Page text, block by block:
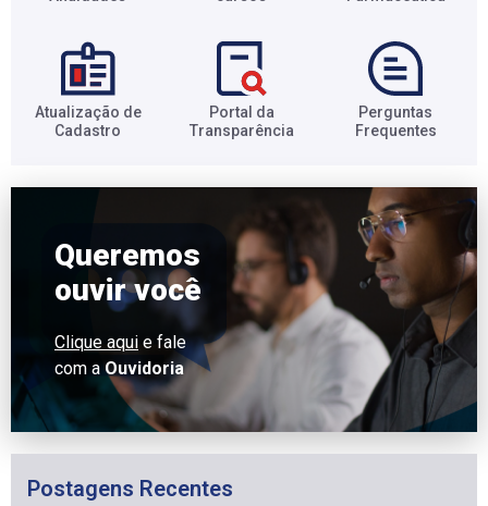
Atualização de
Cadastro​
Portal da
Transparência​
Perguntas
Frequentes​
Queremos
ouvir você
Clique aqui e fale
com a Ouvidoria
Postagens Recentes